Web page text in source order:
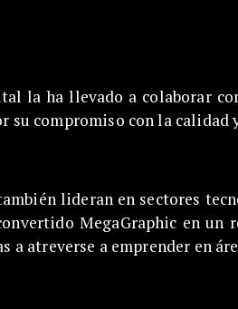
la ha llevado a colaborar
su compromiso con la
lideran en sectores
MegaGraphic en un
a atreverse a emprender en